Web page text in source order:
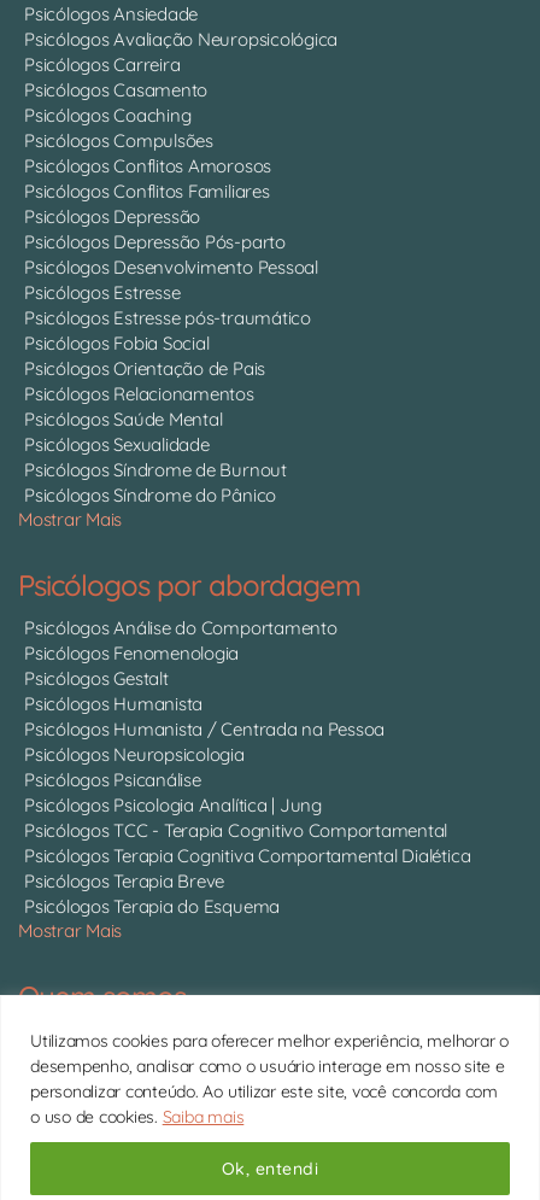
Utilizamos cookies para oferecer melhor experiência, melhorar o
desempenho, analisar como o usuário interage em nosso site e
personalizar conteúdo. Ao utilizar este site, você concorda com
o uso de cookies. Saiba mais
Ok, entendi
Psicólogos Ansiedade
Psicólogos Avaliação Neuropsicológica
Psicólogos Carreira
Psicólogos Casamento
Psicólogos Coaching
Psicólogos Compulsões
Psicólogos Conflitos Amorosos
Psicólogos Conflitos Familiares
Psicólogos Depressão
Psicólogos Depressão Pós-parto
Psicólogos Desenvolvimento Pessoal
Psicólogos Estresse
Psicólogos Estresse pós-traumático
Psicólogos Fobia Social
Psicólogos Orientação de Pais
Psicólogos Relacionamentos
Psicólogos Saúde Mental
Psicólogos Sexualidade
Psicólogos Síndrome de Burnout
Psicólogos Síndrome do Pânico
Mostrar Mais
Psicólogos por abordagem
Psicólogos Análise do Comportamento
Psicólogos Fenomenologia
Psicólogos Gestalt
Psicólogos Humanista
Psicólogos Humanista / Centrada na Pessoa
Psicólogos Neuropsicologia
Psicólogos Psicanálise
Psicólogos Psicologia Analítica | Jung
Psicólogos TCC - Terapia Cognitivo Comportamental
Psicólogos Terapia Cognitiva Comportamental Dialética
Psicólogos Terapia Breve
Psicólogos Terapia do Esquema
Mostrar Mais
Quem somos
Somos 750 psicólogos com CRP ativo, atendendo online em
todo o Brasil.Conheça cada um deles
11 4063-0022 | contato@psitto.com.br |
Copyright © 2026 Psitto
Subir